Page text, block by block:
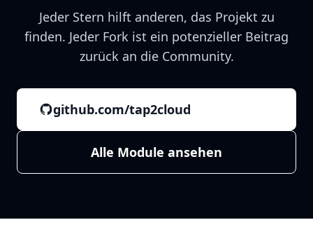
Jeder Stern hilft anderen, das Projekt zu
finden. Jeder Fork ist ein potenzieller Beitrag
zurück an die Community.
github.com/tap2cloud
Alle Module ansehen